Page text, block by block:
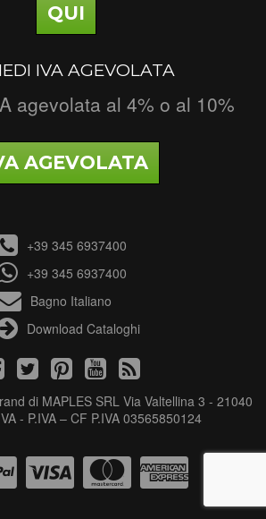
QUI
IVA AGEVOLATA
agevolata al 4% o al 10%
AGEVOLATA
+39 345 6937400
+39 345 6937400
Bagno Italiano
Download Cataloghi
di MAPLES SRL Via Valtellina 3 - 21040
- P.IVA – CF P.IVA 03565850124